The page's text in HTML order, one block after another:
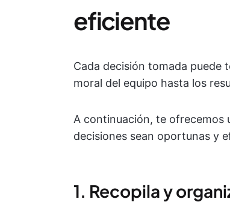
eficiente
Cada decisión tomada puede
moral del equipo hasta los
A continuación, te ofrecemos
decisiones sean oportunas y
1. Recopila y